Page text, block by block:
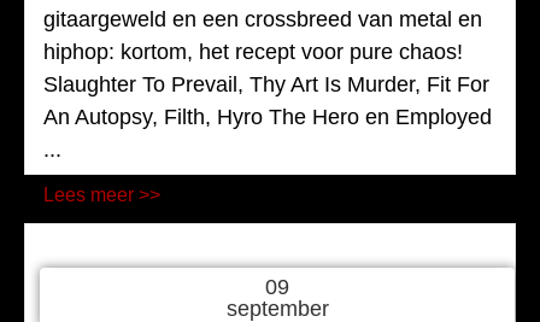
gitaargeweld en een crossbreed van metal en
hiphop: kortom, het recept voor pure chaos!
Slaughter To Prevail, Thy Art Is Murder, Fit For
An Autopsy, Filth, Hyro The Hero en Employed
...
Lees meer >>
09
september